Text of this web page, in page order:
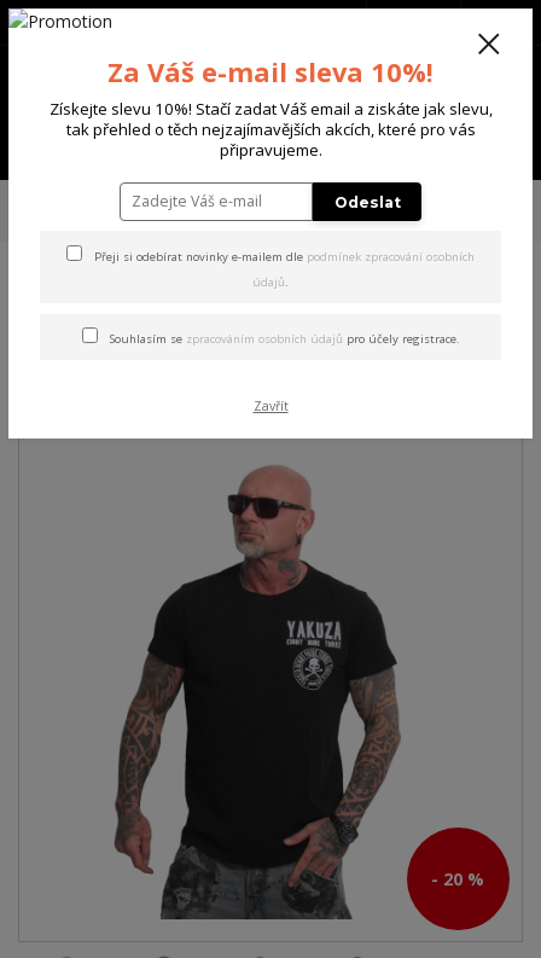
Menu
+420 702 136 620
TRIKA & TÍLKA
Yakuza pánské tričko Unicon Regular T-
Regular T-Shirt black 5XL
- 20 %
Za Váš e-mail sleva 10%!
Získejte slevu 10%! Stačí zadat Váš email a ziskáte jak slevu,
tak přehled o těch nejzajímavějších akcích, které pro vás
připravujeme.
Odeslat
Přeji si odebírat novinky e-mailem dle podmínek zpracování osobních
údajů.
Souhlasím se zpracováním osobních údajů pro účely registrace.
Zavřít